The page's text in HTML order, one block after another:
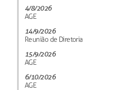
4/8/2026
AGE
14/9/2026
Reunião de Diretoria
15/9/2026
AGE
6/10/2026
AGE